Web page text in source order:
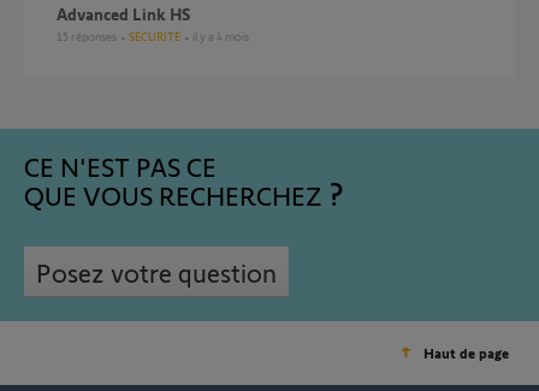
Advanced Link HS
15 réponses SÉCURITÉ il y a 4 mois
CE N'EST PAS CE
QUE VOUS RECHERCHEZ
Posez votre question
Haut de page